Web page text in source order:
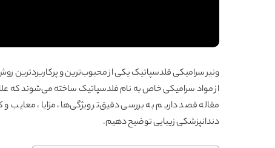
ونیر سرامیکی فلدسپاتیک یکی از محبوب‌ترین و پرکاربردترین
از مواد سرامیکی خاص به نام فلدسپاتیک ساخته می‌شوند که
مقاله قصد داریم به بررسی دقیق‌تر ویژگی‌ها، مزایا، معایب و
دندانپزشکی زیبایی توضیح دهیم.